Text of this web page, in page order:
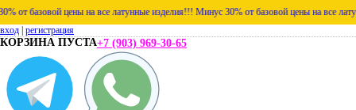
базовой цены на все латунные изделия!!! Минус 30% от базовой цены на все
вход регистрация
КОРЗИНА ПУСТА+7 (903) 969-30-65